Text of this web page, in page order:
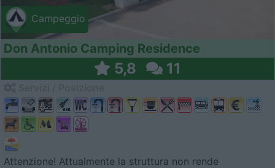
Campeggio
Don Antonio Camping Residence
5,8 11
Attenzione! Attualmente la struttura non rende